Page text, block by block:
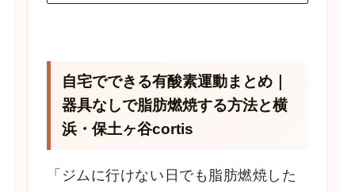
自宅でできる有酸素運動まとめ｜
器具なしで脂肪燃焼する方法と横
浜・保土ヶ谷cortis
「ジムに行けない日でも脂肪燃焼した